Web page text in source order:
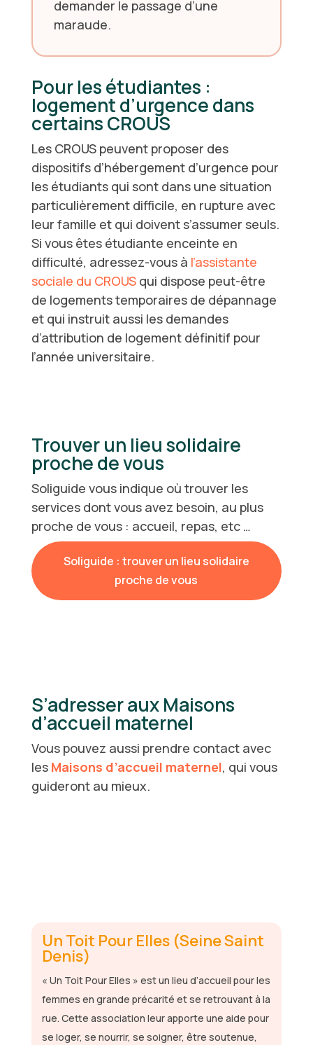
demander le passage d’une
maraude.
Pour les étudiantes :
logement d’urgence dans
certains CROUS
Les CROUS peuvent proposer des
dispositifs d’hébergement d’urgence pour
les étudiants qui sont dans une situation
particulièrement difficile, en rupture avec
leur famille et qui doivent s’assumer seuls.
Si vous êtes étudiante enceinte en
difficulté, adressez-vous à l’assistante
sociale du CROUSqui dispose peut-être
de logements temporaires de dépannage
et qui instruit aussi les demandes
d’attribution de logement définitif pour
l’année universitaire.
Trouver un lieu solidaire
proche de vous
Soliguide vous indique où trouver les
services dont vous avez besoin, au plus
proche de vous : accueil, repas, etc …
Soliguide : trouver un lieu solidaire
proche de vous
S’adresser aux Maisons
d’accueil maternel
Vous pouvez aussi prendre contact avec
les Maisons d’accueil maternel, qui vous
guideront au mieux.
Un Toit Pour Elles (Seine Saint
Denis)
« Un Toit Pour Elles » est un lieu d’accueil pour les
femmes en grande précarité et se retrouvant à la
rue. Cette association leur apporte une aide pour
se loger, se nourrir, se soigner, être soutenue,